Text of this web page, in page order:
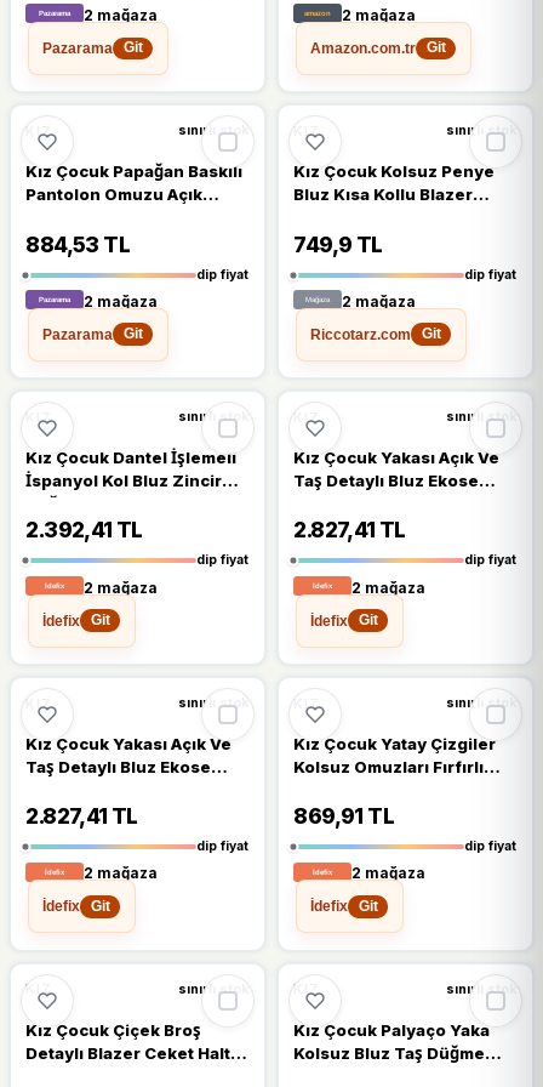
2 mağaza
Pazarama
Git
2 mağaza
Amazon.com.tr
Git
%19
KIZ sınırlı stok
Kız Çocuk Papağan Baskılı
Pantolon Omuzu Açık
Bluz Alt Üst Takım
884,53 TL
dip fiyat
2 mağaza
Pazarama
Git
%15
KIZ sınırlı stok
Kız Çocuk Kolsuz Penye
Bluz Kısa Kollu Blazer
Şortlu Takım
749,9 TL
dip fiyat
2 mağaza
Riccotarz.com
Git
%12
KIZ sınırlı stok
Kız Çocuk Dantel İşlemeli
İspanyol Kol Bluz Zincir
Düğme Detaylı Blazer
Ceket Krem Alt Üst Takım
2.392,41 TL
dip fiyat
2 mağaza
İdefix
Git
%8
KIZ sınırlı stok
Kız Çocuk Yakası Açık Ve
Taş Detaylı Bluz Ekose
Siyah Alt Üst Takım
2.827,41 TL
dip fiyat
2 mağaza
İdefix
Git
%8
KIZ sınırlı stok
Kız Çocuk Yakası Açık Ve
Taş Detaylı Bluz Ekose
Taba Alt Üst Takım
2.827,41 TL
dip fiyat
2 mağaza
İdefix
Git
%8
KIZ sınırlı stok
Kız Çocuk Yatay Çizgiler
Kolsuz Omuzları Fırfırlı
Pantolon Pembe Alt Üst
869,91 TL
dip fiyat
2 mağaza
İdefix
Git
%5
KIZ sınırlı stok
Kız Çocuk Çiçek Broş
Detaylı Blazer Ceket Halter
KIZ sınırlı stok
Kız Çocuk Palyaço Yaka
Kolsuz Bluz Taş Düğme